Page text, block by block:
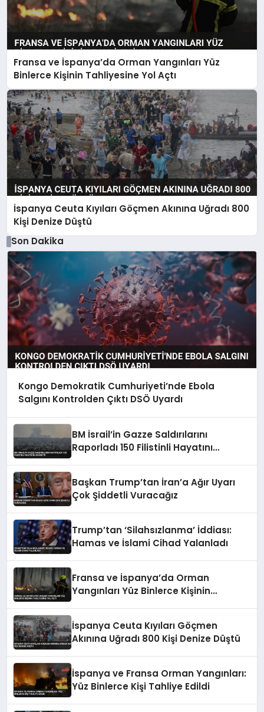
Fransa ve İspanya’da Orman Yangınları Yüz
Binlerce Kişinin Tahliyesine Yol Açtı
İspanya Ceuta Kıyıları Göçmen Akınına Uğradı 800
Kişi Denize Düştü
Son Dakika
Kongo Demokratik Cumhuriyeti’nde Ebola
Salgını Kontrolden Çıktı DSÖ Uyardı
BM İsrail’in Gazze Saldırılarını
Raporladı 150 Filistinli Hayatını
Başkan Trump’tan İran’a Ağır Uyarı
Çok Şiddetli Vuracağız
Trump’tan ‘Silahsızlanma’ İddiası:
Hamas ve İslami Cihad Yalanladı
Fransa ve İspanya’da Orman
Yangınları Yüz Binlerce Kişinin
İspanya Ceuta Kıyıları Göçmen
Akınına Uğradı 800 Kişi Denize Düştü
İspanya ve Fransa Orman Yangınları:
Yüz Binlerce Kişi Tahliye Edildi